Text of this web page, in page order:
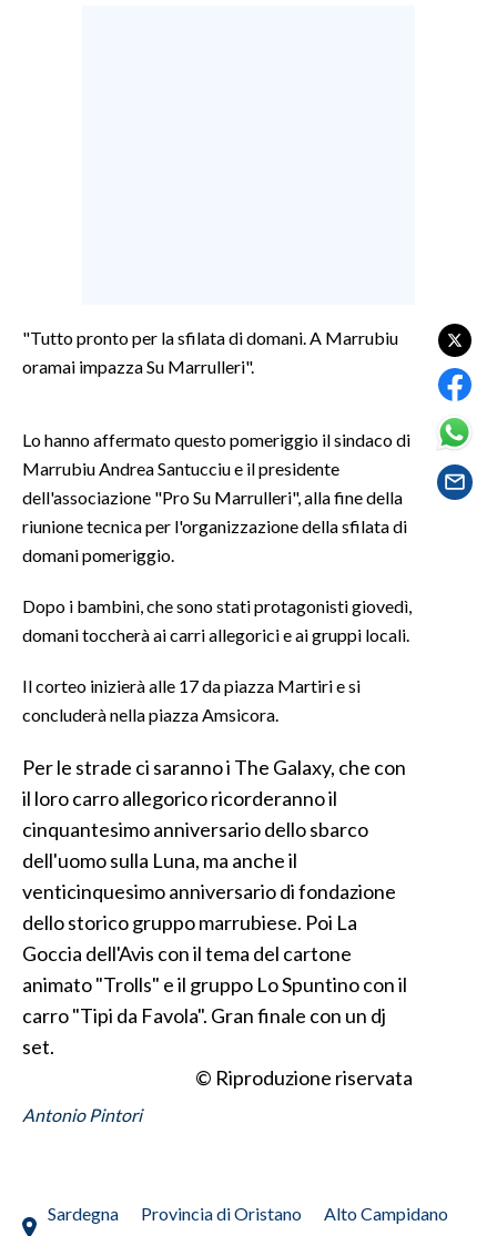
SPETTACOLI
SALUTE
SARDEGNA TURISMO
NOTIZIE
EVENTI
INSULARITÀ
INFO AZIENDE
ABBONATI
ANNUNCI
NECROLOGI
PUBBLICITÀ
"Tutto pronto per la sfilata di domani. A Marrubiu
oramai impazza Su Marrulleri".
Lo hanno affermato questo pomeriggio il sindaco di
Marrubiu Andrea Santucciu e il presidente
dell'associazione "Pro Su Marrulleri", alla fine della
riunione tecnica per l'organizzazione della sfilata di
domani pomeriggio.
Dopo i bambini, che sono stati protagonisti giovedì,
domani toccherà ai carri allegorici e ai gruppi locali.
Il corteo inizierà alle 17 da piazza Martiri e si
concluderà nella piazza Amsicora.
Per le strade ci saranno i The Galaxy, che con
il loro carro allegorico ricorderanno il
cinquantesimo anniversario dello sbarco
dell'uomo sulla Luna, ma anche il
venticinquesimo anniversario di fondazione
dello storico gruppo marrubiese. Poi La
Goccia dell'Avis con il tema del cartone
animato "Trolls" e il gruppo Lo Spuntino con il
carro "Tipi da Favola". Gran finale con un dj
set.
© Riproduzione riservata
Antonio Pintori
Sardegna Provincia di Oristano
Alto Campidano